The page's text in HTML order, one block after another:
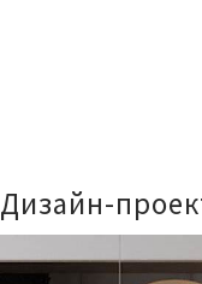
Дизайн-